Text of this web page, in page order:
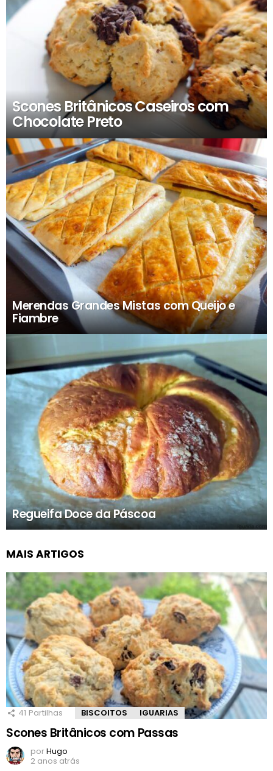
Scones Britânicos Caseiros com
Chocolate Preto
Merendas Grandes Mistas com Queijo e
Fiambre
Regueifa Doce da Páscoa
MAIS ARTIGOS
41 Partilhas BISCOITOS IGUARIAS
Scones Britânicos com Passas
porHugo
2 anos atrás